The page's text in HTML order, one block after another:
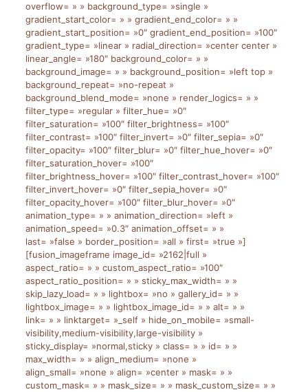
overflow= » » background_type= »single »
gradient_start_color= » » gradient_end_color= » »
gradient_start_position= »0″ gradient_end_position= »100″
gradient_type= »linear » radial_direction= »center center »
linear_angle= »180″ background_color= » »
background_image= » » background_position= »left top »
background_repeat= »no-repeat »
background_blend_mode= »none » render_logics= » »
filter_type= »regular » filter_hue= »0″
filter_saturation= »100″ filter_brightness= »100″
filter_contrast= »100″ filter_invert= »0″ filter_sepia= »0″
filter_opacity= »100″ filter_blur= »0″ filter_hue_hover= »0″
filter_saturation_hover= »100″
filter_brightness_hover= »100″ filter_contrast_hover= »100″
filter_invert_hover= »0″ filter_sepia_hover= »0″
filter_opacity_hover= »100″ filter_blur_hover= »0″
animation_type= » » animation_direction= »left »
animation_speed= »0.3″ animation_offset= » »
last= »false » border_position= »all » first= »true »]
[fusion_imageframe image_id= »2162|full »
aspect_ratio= » » custom_aspect_ratio= »100″
aspect_ratio_position= » » sticky_max_width= » »
skip_lazy_load= » » lightbox= »no » gallery_id= » »
lightbox_image= » » lightbox_image_id= » » alt= » »
link= » » linktarget= »_self » hide_on_mobile= »small-
visibility,medium-visibility,large-visibility »
sticky_display= »normal,sticky » class= » » id= » »
max_width= » » align_medium= »none »
align_small= »none » align= »center » mask= » »
custom_mask= » » mask_size= » » mask_custom_size= » »